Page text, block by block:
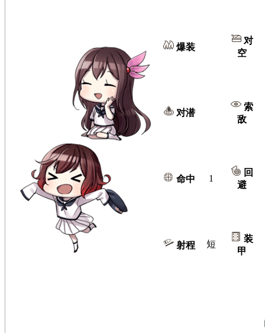
爆装
对
空
对潜
索
敌
命中 1
回
避
射程 短
装
甲